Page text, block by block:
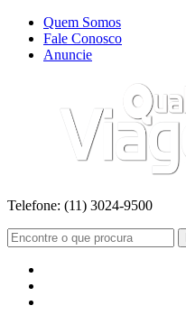
Quem Somos
Fale Conosco
Anuncie
Telefone: (11) 3024-9500